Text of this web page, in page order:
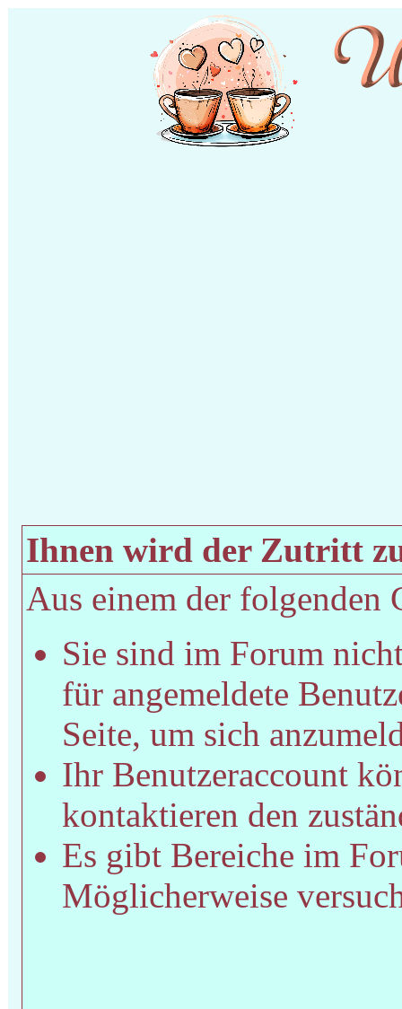
Ihnen wird der Zutritt
Aus einem der folgenden
Sie sind im Forum
für angemeldete
Seite, um sich
Ihr Benutzeraccount
kontaktieren den
Es gibt Bereiche im
Möglicherweise